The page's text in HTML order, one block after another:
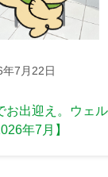
年7月22日
お出迎え。ウェ
年7月】